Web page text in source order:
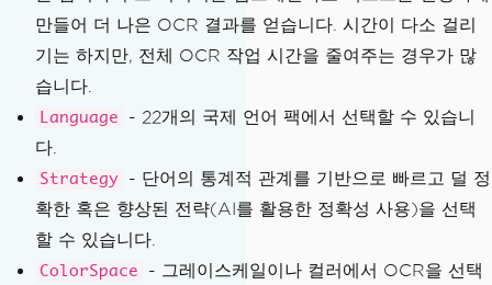
만들어 더 나은 OCR 결과를 얻습니다. 시간이 다소 걸리
기는 하지만, 전체 OCR 작업 시간을 줄여주는 경우가 많
습니다.
Language
- 22개의 국제 언어 팩에서 선택할 수 있습니
다.
Strategy
- 단어의 통계적 관계를 기반으로 빠르고 덜 정
확한 혹은 향상된 전략(AI를 활용한 정확성 사용)을 선택
할 수 있습니다.
ColorSpace
- 그레이스케일이나 컬러에서 OCR을 선택